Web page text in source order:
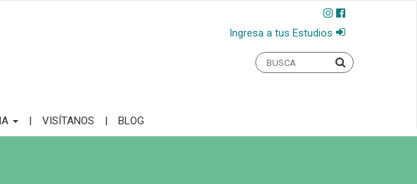
Ingresa a tus Estudios
VISÍTANOS BLOG